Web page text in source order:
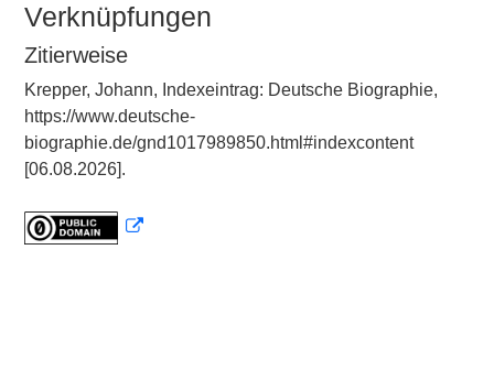
Verknüpfungen
Zitierweise
Krepper, Johann, Indexeintrag: Deutsche Biographie,
https://www.deutsche-
biographie.de/gnd1017989850.html#indexcontent
[06.08.2026].